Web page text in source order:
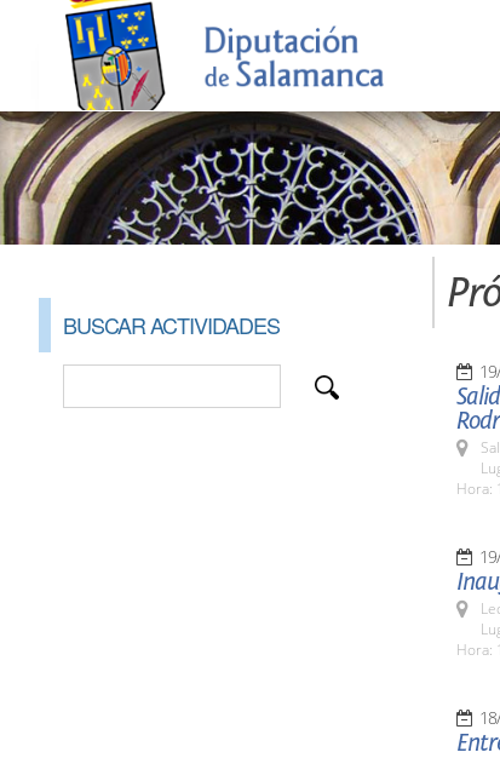
BUSCAR ACTIVIDADES
Hora:
Hora: